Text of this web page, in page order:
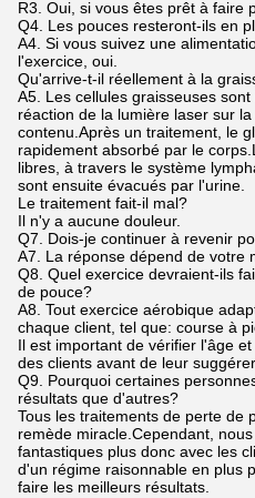
R3. Oui, si vous êtes prêt à faire
Q4. Les pouces resteront-ils en
A4. Si vous suivez une
l'exercice, oui.
Qu'arrive-t-il réellement à la
A5. Les cellules graisseuses
réaction de la lumière laser sur
contenu.Après un traitement, le
rapidement absorbé par le
libres, à travers le système
sont ensuite évacués par l'urine.
Le traitement fait-il mal?
Il n'y a aucune douleur.
Q7. Dois-je continuer à revenir
A7. La réponse dépend de votre
Q8. Quel exercice devraient-ils
de pouce?
A8. Tout exercice aérobique
chaque client, tel que: course à
Il est important de vérifier l'âge
des clients avant de leur
Q9. Pourquoi certaines
résultats que d'autres?
Tous les traitements de perte de
remède miracle.Cependant,
fantastiques plus donc avec les
d'un régime raisonnable en plus
faire les meilleurs résultats.